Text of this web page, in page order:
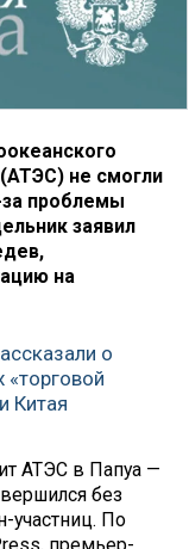
не смогли
за проблемы
заявил
на
о
«торговой
Китая
АТЭС в Папуа —
без
участниц. По